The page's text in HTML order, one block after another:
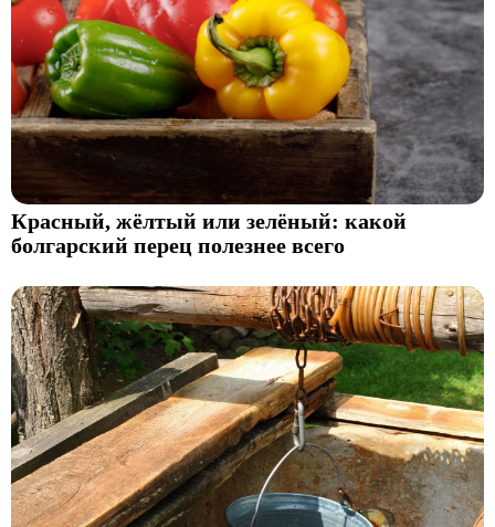
Красный, жёлтый или зелёный: какой
болгарский перец полезнее всего